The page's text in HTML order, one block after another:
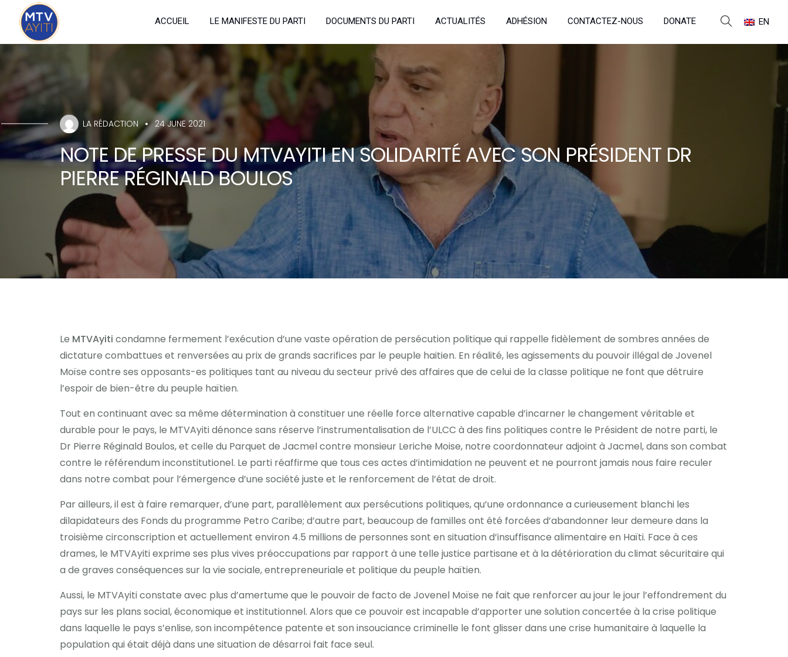
ACCUEIL LE MANIFESTE DU PARTI DOCUMENTS DU PARTI ACTUALITÉS ADHÉSION CONTACTEZ-NOUS DONATE EN
LA RÉDACTION 24 JUNE 2021
NOTE DE PRESSE DU MTVAYITI EN SOLIDARITÉ AVEC SON PRÉSIDENT DR
PIERRE RÉGINALD BOULOS
Le MTVAyiti condamne fermement l’exécution d’une vaste opération de persécution politique qui rappelle fidèlement de sombres années de
dictature combattues et renversées au prix de grands sacrifices par le peuple haitien. En réalité, les agissements du pouvoir illégal de Jovenel
Moïse contre ses opposants-es politiques tant au niveau du secteur privé des affaires que de celui de la classe politique ne font que détruire
l’espoir de bien-être du peuple haïtien.
Tout en continuant avec sa même détermination à constituer une réelle force alternative capable d’incarner le changement véritable et
durable pour le pays, le MTVAyiti dénonce sans réserve l’instrumentalisation de l’ULCC à des fins politiques contre le Président de notre parti, le
Dr Pierre Réginald Boulos, et celle du Parquet de Jacmel contre monsieur Leriche Moise, notre coordonnateur adjoint à Jacmel, dans son combat
contre le référendum inconstitutionel. Le parti réaffirme que tous ces actes d’intimidation ne peuvent et ne pourront jamais nous faire reculer
dans notre combat pour l’émergence d’une société juste et le renforcement de l’état de droit.
Par ailleurs, il est à faire remarquer, d’une part, parallèlement aux persécutions politiques, qu’une ordonnance a curieusement blanchi les
dilapidateurs des Fonds du programme Petro Caribe; d’autre part, beaucoup de familles ont été forcées d’abandonner leur demeure dans la
troisième circonscription et actuellement environ 4.5 millions de personnes sont en situation d’insuffisance alimentaire en Haïti. Face à ces
drames, le MTVAyiti exprime ses plus vives préoccupations par rapport à une telle justice partisane et à la détérioration du climat sécuritaire qui
a de graves conséquences sur la vie sociale, entrepreneuriale et politique du peuple haïtien.
Aussi, le MTVAyiti constate avec plus d’amertume que le pouvoir de facto de Jovenel Moïse ne fait que renforcer au jour le jour l’effondrement du
pays sur les plans social, économique et institutionnel. Alors que ce pouvoir est incapable d’apporter une solution concertée à la crise politique
dans laquelle le pays s’enlise, son incompétence patente et son insouciance criminelle le font glisser dans une crise humanitaire à laquelle la
population qui était déjà dans une situation de désarroi fait face seul.